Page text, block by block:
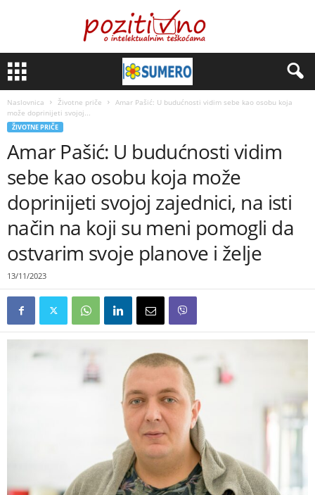
Naslovnica Životne priče
Amar Pašić: U budućnosti vidim sebe kao osobu koja
može doprinijeti svojoj...
ŽIVOTNE PRIČE
Amar Pašić: U budućnosti vidim
sebe kao osobu koja može
doprinijeti svojoj zajednici, na isti
način na koji su meni pomogli da
ostvarim svoje planove i želje
13/11/2023